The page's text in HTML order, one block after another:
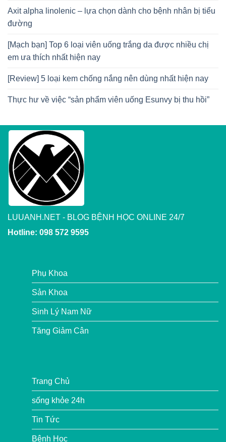
Axit alpha linolenic – lựa chọn dành cho bệnh nhân bị tiểu
đường
[Mạch bạn] Top 6 loại viên uống trắng da được nhiều chị
em ưa thích nhất hiện nay
[Review] 5 loại kem chống nắng nên dùng nhất hiện nay
Thực hư về việc “sản phẩm viên uống Esunvy bị thu hồi”
LUUANH.NET - BLOG BỆNH HỌC ONLINE 24/7
Hotline: 098 572 9595
Phụ Khoa
Sản Khoa
Sinh Lý Nam Nữ
Tăng Giảm Cân
Trang Chủ
sống khỏe 24h
Tin Tức
Bệnh Học